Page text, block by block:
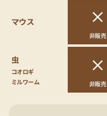
マウス ×
非販売
虫
コオロギ
ミルワーム
×
非販売